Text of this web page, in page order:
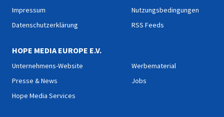
Impressum
Datenschutzerklärung
Nutzungsbedingungen
RSS Feeds
HOPE MEDIA EUROPE E.V.
Unternehmens-Website
Presse & News
Hope Media Services
Werbematerial
Jobs